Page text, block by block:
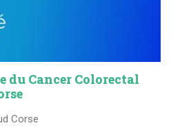
du Cancer Colorectal
Corse